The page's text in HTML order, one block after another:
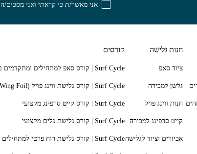
אני מאשר/ת כי קראתי ואני מסכים/ה
חנות גלישה
ציוד סאפ
גלשן למכירה
חנות ווינג פויל
קייט סרפינג למכירה
אביזרים וציוד לגלישה
קורסים